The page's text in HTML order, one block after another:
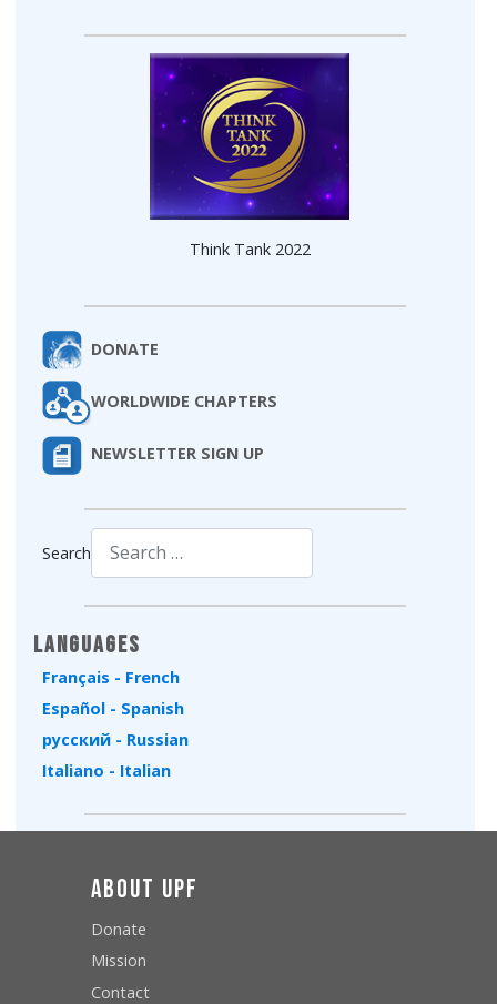
Think Tank 2022
DONATE
WORLDWIDE CHAPTERS
NEWSLETTER SIGN UP
Search
Languages
Français - French
Español - Spanish
русский - Russian
Italiano - Italian
About UPF
Donate
Mission
Contact